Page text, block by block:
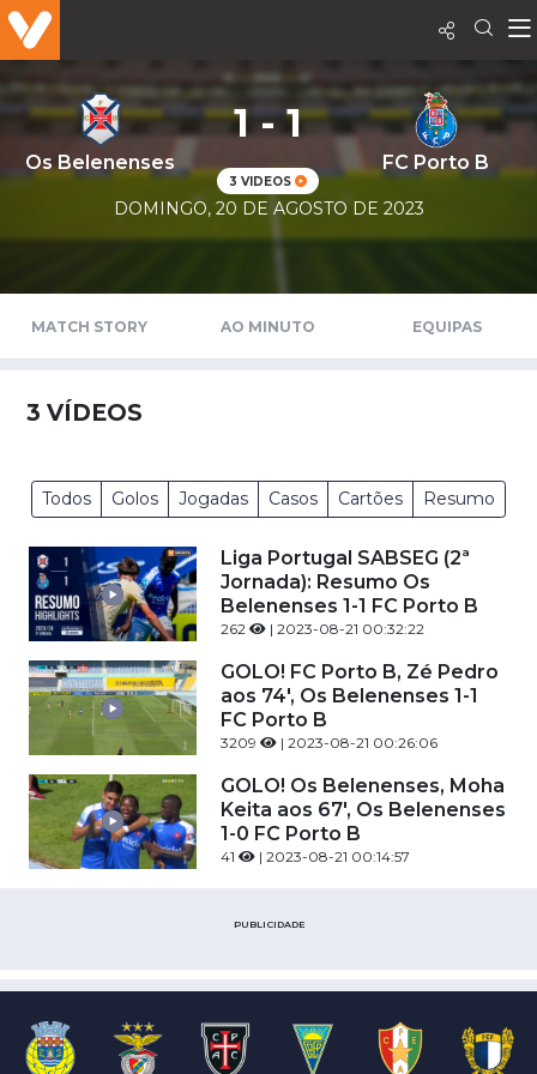
Os Belenenses
1 - 1
3 VIDEOS
FC Porto B
DOMINGO, 20 DE AGOSTO DE 2023
MATCH STORY AO MINUTO EQUIPAS
3 VÍDEOS
Todos Golos Jogadas Casos Cartões Resumo
Liga Portugal SABSEG (2ª
Jornada): Resumo Os
Belenenses 1-1 FC Porto B
262 | 2023-08-21 00:32:22
GOLO! FC Porto B, Zé Pedro
aos 74', Os Belenenses 1-1
FC Porto B
3209 | 2023-08-21 00:26:06
GOLO! Os Belenenses, Moha
Keita aos 67', Os Belenenses
1-0 FC Porto B
41 | 2023-08-21 00:14:57
PUBLICIDADE